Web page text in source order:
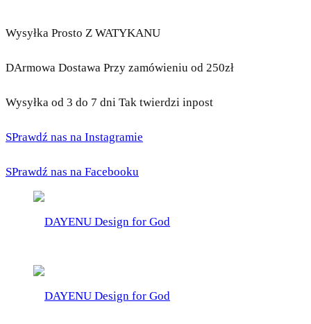
Wysyłka Prosto Z WATYKANU
DArmowa Dostawa Przy zamówieniu od 250zł
Wysyłka od 3 do 7 dni Tak twierdzi inpost
SPrawdź nas na Instagramie
SPrawdź nas na Facebooku